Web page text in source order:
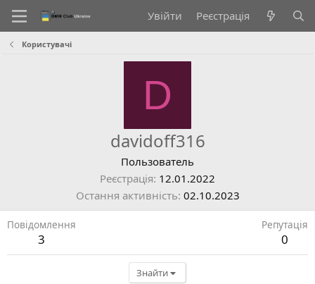
Увійти Реєстрація
Користувачі
D
davidoff316
Пользователь
Реєстрація 12.01.2022
Остання активність 02.10.2023
Повідомлення
3
Репутація
0
Знайти